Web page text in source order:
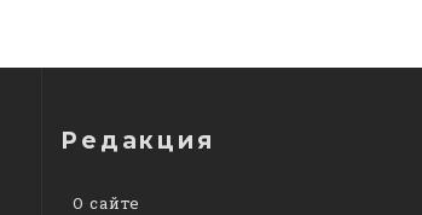
Редакция
О сайте